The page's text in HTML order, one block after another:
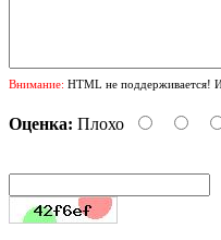
Внимание: HTML не поддерживается!
Оценка: Плохо